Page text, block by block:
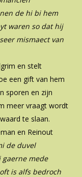
de hi bi hem
waren so dat hij
seer mismaect van
en stelt
een gift van hem
sporen en zijn
meer vraagt wordt
te slaan.
en Reinout
de duvel
mede
is alfs bedroch